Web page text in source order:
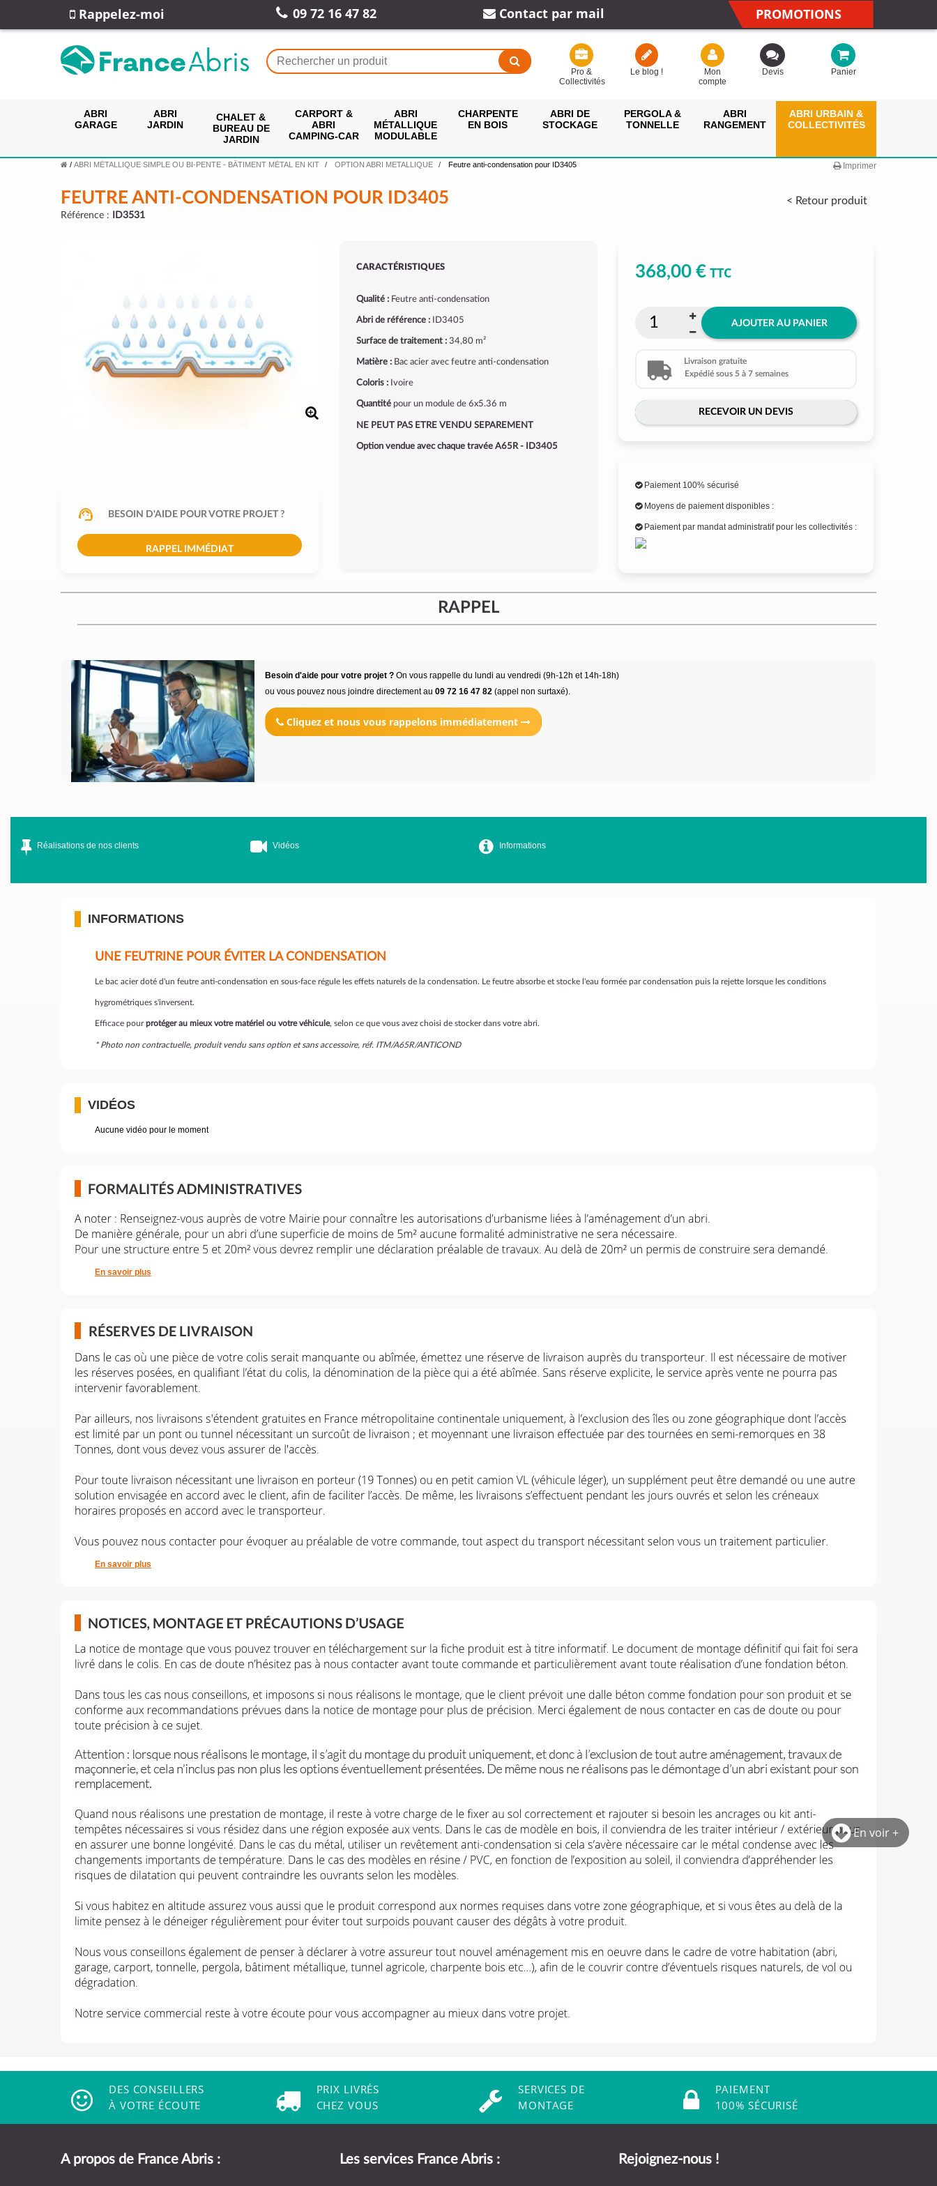
Rappelez-moi 09 72 16 47 82 Contact par mail PROMOTIONS
Pro &
Collectivités
Le blog !
Mon
compte
Devis Panier
ABRI
GARAGE
ABRI
JARDIN
CHALET &
BUREAU DE
JARDIN
CARPORT &
ABRI
CAMPING-CAR
ABRI
MÉTALLIQUE
MODULABLE
CHARPENTE
EN BOIS
ABRI DE
STOCKAGE
PERGOLA &
TONNELLE
ABRI
RANGEMENT
ABRI URBAIN &
COLLECTIVITÉS
/ ABRI MÉTALLIQUE SIMPLE OU BI-PENTE - BÂTIMENT MÉTAL EN KIT OPTION ABRI METALLIQUE Feutre anti-condensation pour ID3405 Imprimer
< Retour produit
FEUTRE ANTI-CONDENSATION POUR ID3405
Référence : ID3531
BESOIN D'AIDE POUR VOTRE PROJET ?
RAPPEL IMMÉDIAT
CARACTÉRISTIQUES
Qualité :Feutre anti-condensation
Abri de référence :ID3405
Surface de traitement :34,80 m²
Matière :Bac acier avec feutre anti-condensation
Coloris :Ivoire
Quantitépour un module de 6x5.36 m
NE PEUT PAS ETRE VENDU SEPAREMENT
Option vendue avec chaque travée A65R - ID3405
368,00 €TTC
AJOUTER AU PANIER
Livraison gratuite
Expédié sous 5 à 7 semaines
RECEVOIR UN DEVIS
Paiement 100% sécurisé
Moyens de paiement disponibles :
Paiement par mandat administratif pour les collectivités :
RAPPEL
Besoin d'aide pour votre projet ?On vous rappelle du lundi au vendredi (9h-12h et 14h-18h)
ou vous pouvez nous joindre directement au 09 72 16 47 82(appel non surtaxé).
Cliquez et nous vous rappelons immédiatement
En voir +
Réalisations de nos clients Vidéos Informations
INFORMATIONS
UNE FEUTRINE POUR ÉVITER LA CONDENSATION
Le bac acier doté d'un feutre anti-condensation en sous-face régule les effets naturels de la condensation. Le feutre absorbe et stocke l'eau formée par condensation puis la rejette lorsque les conditions
hygrométriques s'inversent.
Efficace pourprotéger au mieux votre matériel ou votre véhicule, selon ce que vous avez choisi de stocker dans votre abri.
* Photo non contractuelle, produit vendu sans option et sans accessoire, réf. ITM/A65R/ANTICOND
VIDÉOS
Aucune vidéo pour le moment
En savoir plus
En savoir plus
DES CONSEILLERS
À VOTRE ÉCOUTE
PRIX LIVRÉS
CHEZ VOUS
SERVICES DE
MONTAGE
PAIEMENT
100% SÉCURISÉ
A propos de France Abris : Les services France Abris : Rejoignez-nous !